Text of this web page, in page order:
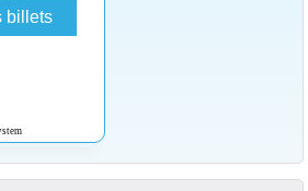
billets